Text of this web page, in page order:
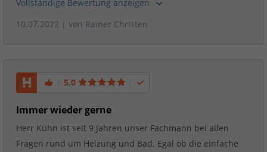
Vollständige Bewertung anzeigen
10.07.2022 | von Rainer Christen
5,0
Immer wieder gerne
Herr Kühn ist seit 9 Jahren unser Fachmann bei allen
Fragen rund um Heizung und Bad. Egal ob die einfache